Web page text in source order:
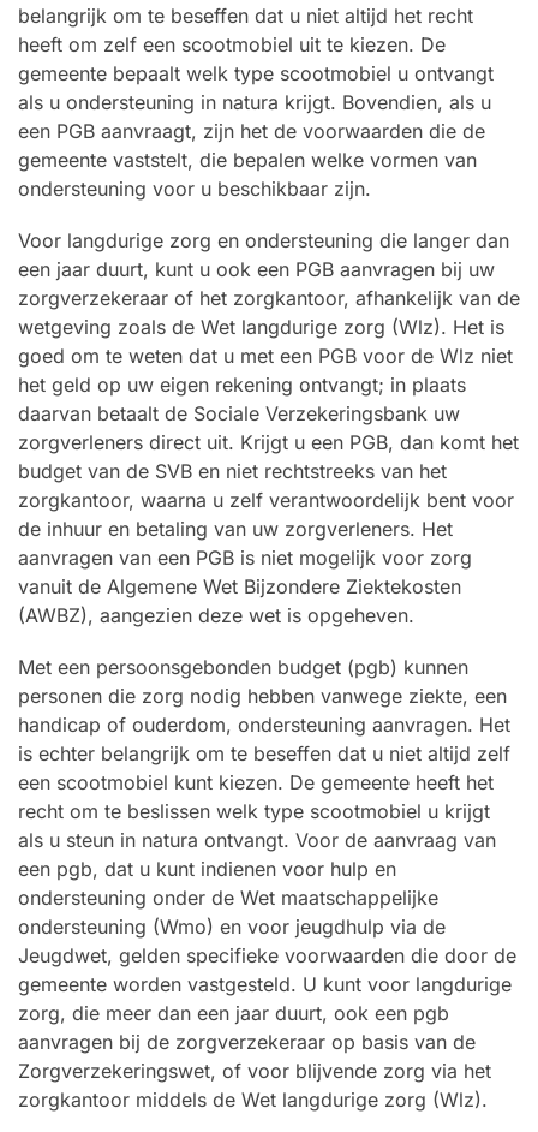
belangrijk om te beseffen dat u niet altijd het recht
heeft om zelf een scootmobiel uit te kiezen. De
gemeente bepaalt welk type scootmobiel u ontvangt
als u ondersteuning in natura krijgt. Bovendien, als u
een PGB aanvraagt, zijn het de voorwaarden die de
gemeente vaststelt, die bepalen welke vormen van
ondersteuning voor u beschikbaar zijn.
Voor langdurige zorg en ondersteuning die langer dan
een jaar duurt, kunt u ook een PGB aanvragen bij uw
zorgverzekeraar of het zorgkantoor, afhankelijk van de
wetgeving zoals de Wet langdurige zorg (Wlz). Het is
goed om te weten dat u met een PGB voor de Wlz niet
het geld op uw eigen rekening ontvangt; in plaats
daarvan betaalt de Sociale Verzekeringsbank uw
zorgverleners direct uit. Krijgt u een PGB, dan komt het
budget van de SVB en niet rechtstreeks van het
zorgkantoor, waarna u zelf verantwoordelijk bent voor
de inhuur en betaling van uw zorgverleners. Het
aanvragen van een PGB is niet mogelijk voor zorg
vanuit de Algemene Wet Bijzondere Ziektekosten
(AWBZ), aangezien deze wet is opgeheven.
Met een persoonsgebonden budget (pgb) kunnen
personen die zorg nodig hebben vanwege ziekte, een
handicap of ouderdom, ondersteuning aanvragen. Het
is echter belangrijk om te beseffen dat u niet altijd zelf
een scootmobiel kunt kiezen. De gemeente heeft het
recht om te beslissen welk type scootmobiel u krijgt
als u steun in natura ontvangt. Voor de aanvraag van
een pgb, dat u kunt indienen voor hulp en
ondersteuning onder de Wet maatschappelijke
ondersteuning (Wmo) en voor jeugdhulp via de
Jeugdwet, gelden specifieke voorwaarden die door de
gemeente worden vastgesteld. U kunt voor langdurige
zorg, die meer dan een jaar duurt, ook een pgb
aanvragen bij de zorgverzekeraar op basis van de
Zorgverzekeringswet, of voor blijvende zorg via het
zorgkantoor middels de Wet langdurige zorg (Wlz).